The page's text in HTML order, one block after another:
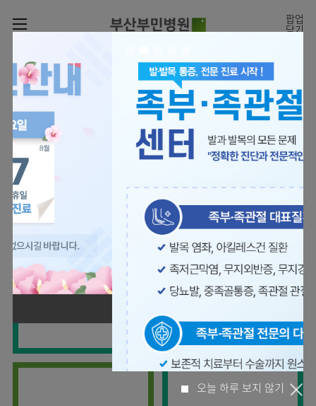
팝업
닫기
로그인
회원가입
나의진료정보
온라인진료예약
증명서재발급
증명서발급내역
전문센터
전문센터
전체보기
관절센터
로봇수술센터
족부·
족관절클리닉
척추센터
척추내시경센터
심뇌혈관센터
소화기센터
진료안내
진료과
정형외과
신경외과
소화기내과
순환기내과
호흡기내과
외과
의료진
진료시간표
외래진료
입원/
병문안
진료협력센터
이용안내
장비안내
층별안내
증명서재발급
비급여진료비
감염예방
안내
병원소개
병원장인사말
비전과
부민스토리
조직도
연구교육
임상시험센터
미디어센터
언론보도
온라인
칭찬합시다
부민그룹소개
이사장소개
핵심가치
HI
부민스토리
부민그룹소식
사회공헌
건강토크
ENG
RUS
진료예약
빠르고 쉬운 진료예약을
의료진 소개
[진료시간표]
월요일 09:00~18:00
화~금 09:00~17:00
관절센터
보건복지부 지정
척추센터
최소상처 척추수술을 원칙